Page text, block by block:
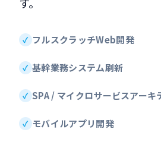
フルスクラッチWeb開発
基幹業務システム刷新
SPA / マイクロサービスアーキ
モバイルアプリ開発